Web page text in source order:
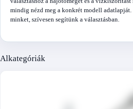
mindig nézd meg a konkrét modell
minket, szívesen segítünk a választásban.
Alkategóriák